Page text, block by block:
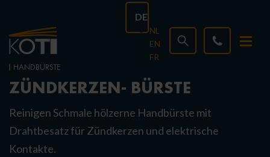
DE
NL
EN
FR
HANDBÜRSTE
ZÜNDKERZEN- BÜRSTE
Reinigen Schmale hölzerne Handbürste mit
Drahtbesatz für Zündkerzen und elektrische
Kontakte.